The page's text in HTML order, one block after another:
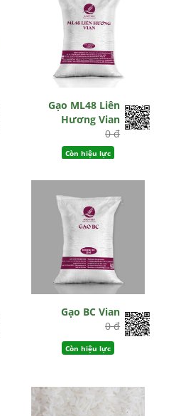
Gạo ML48 Liên
Hương Vian
0 đ
Còn hiệu lực
Gạo BC Vian
0 đ
Còn hiệu lực